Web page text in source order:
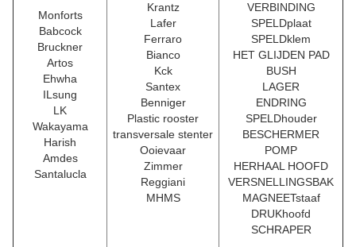
Monforts
Babcock
Bruckner
Artos
Ehwha
ILsung
LK
Wakayama
Harish
Amdes
Santalucla
Krantz
Lafer
Ferraro
Bianco
Kck
Santex
Benniger
Plastic rooster
transversale stenter
Ooievaar
Zimmer
Reggiani
MHMS
VERBINDING
SPELDplaat
SPELDklem
HET GLIJDEN PAD
BUSH
LAGER
ENDRING
SPELDhouder
BESCHERMER
POMP
HERHAAL HOOFD
VERSNELLINGSBAK
MAGNEETstaaf
DRUKhoofd
SCHRAPER